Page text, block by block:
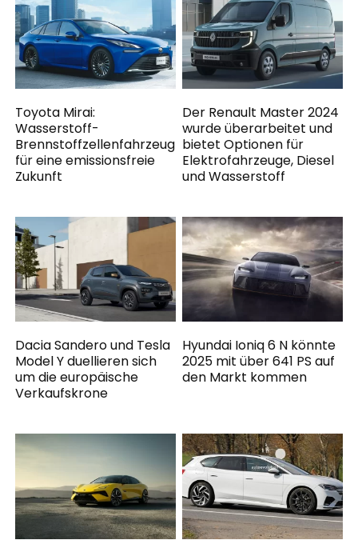
Toyota Mirai:
Wasserstoff-
Brennstoffzellenfahrzeug
für eine emissionsfreie
Zukunft
Der Renault Master 2024
wurde überarbeitet und
bietet Optionen für
Elektrofahrzeuge, Diesel
und Wasserstoff
Dacia Sandero und Tesla
Model Y duellieren sich
um die europäische
Verkaufskrone
Hyundai Ioniq 6 N könnte
2025 mit über 641 PS auf
den Markt kommen